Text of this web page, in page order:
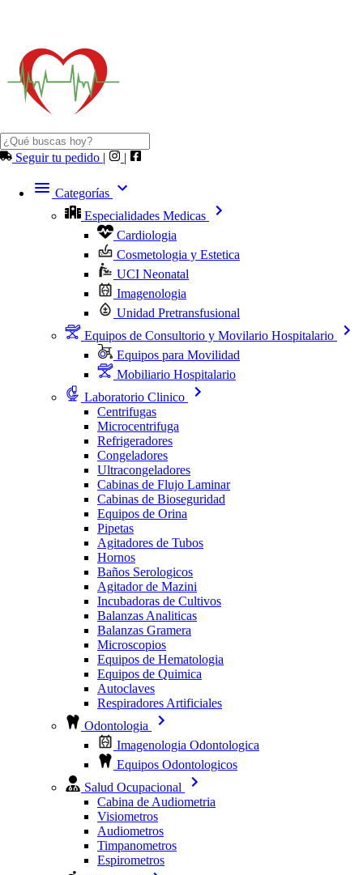
Seguir tu pedido | |
Categorías
Especialidades Medicas
Cardiologia
Cosmetologia y Estetica
UCI Neonatal
Imagenologia
Unidad Pretransfusional
Equipos de Consultorio y Movilario Hospitalario
Equipos para Movilidad
Mobiliario Hospitalario
Laboratorio Clinico
Centrifugas
Microcentrifuga
Refrigeradores
Congeladores
Ultracongeladores
Cabinas de Flujo Laminar
Cabinas de Bioseguridad
Equipos de Orina
Pipetas
Agitadores de Tubos
Hornos
Baños Serologicos
Agitador de Mazini
Incubadoras de Cultivos
Balanzas Analiticas
Balanzas Gramera
Microscopios
Equipos de Hematologia
Equipos de Quimica
Autoclaves
Respiradores Artificiales
Odontologia
Imagenologia Odontologica
Equipos Odontologicos
Salud Ocupacional
Cabina de Audiometria
Visiometros
Audiometros
Timpanometros
Espirometros